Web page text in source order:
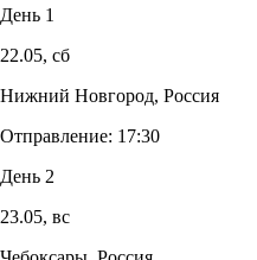
День 1
22.05, сб
Нижний Новгород, Россия
Отправление: 17:30
День 2
23.05, вс